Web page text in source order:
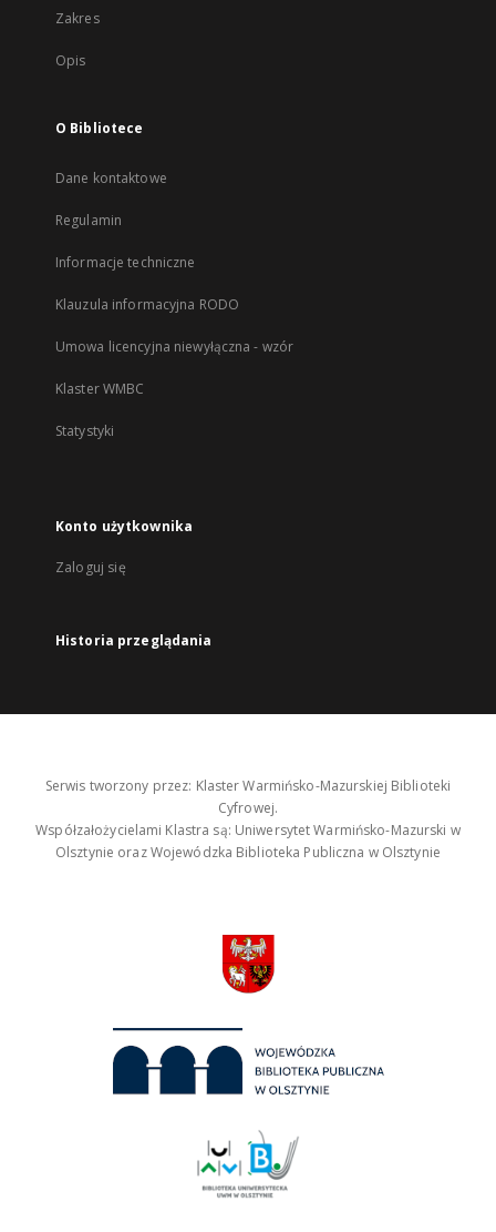
Zakres
Opis
O Bibliotece
Dane kontaktowe
Regulamin
Informacje techniczne
Klauzula informacyjna RODO
Umowa licencyjna niewyłączna - wzór
Klaster WMBC
Statystyki
Konto użytkownika
Zaloguj się
Historia przeglądania
Serwis tworzony przez: Klaster Warmińsko-Mazurskiej Biblioteki
Cyfrowej.
Współzałożycielami Klastra są: Uniwersytet Warmińsko-Mazurski w
Olsztynie oraz Wojewódzka Biblioteka Publiczna w Olsztynie